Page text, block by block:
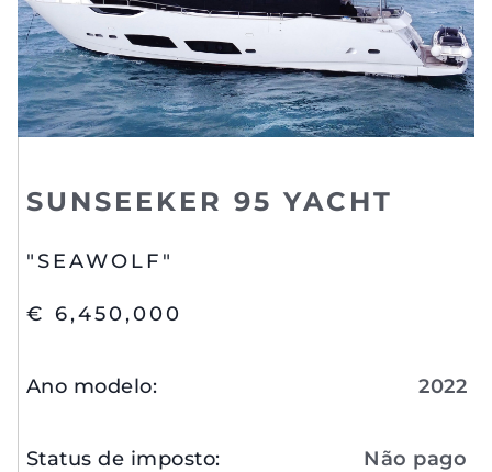
SUNSEEKER 95 YACHT
"SEAWOLF"
€ 6,450,000
Ano modelo: 2022
Status de imposto: Não pago